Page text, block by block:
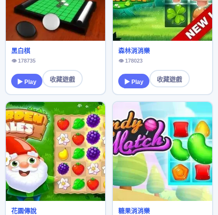
黑白棋
👁 178735
▶ Play 收藏遊戲
森林消消樂
👁 178023
▶ Play 收藏遊戲
花園傳說 糖果消消樂